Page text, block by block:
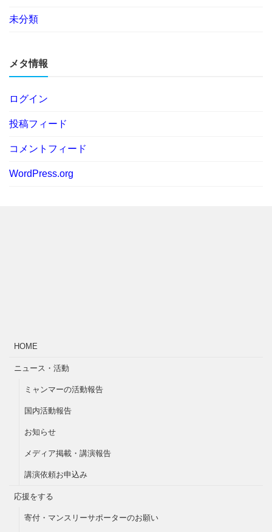
未分類
メタ情報
ログイン
投稿フィード
コメントフィード
WordPress.org
HOME
ニュース・活動
ミャンマーの活動報告
国内活動報告
お知らせ
メディア掲載・講演報告
講演依頼お申込み
応援をする
寄付・マンスリーサポーターのお願い